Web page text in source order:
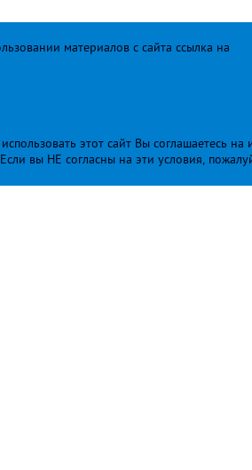
материалов с сайта ссылка на
этот сайт Вы соглашаетесь
вы НЕ согласны на эти условия,